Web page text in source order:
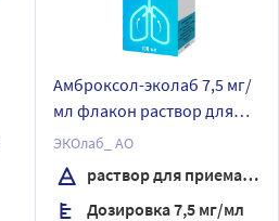
Амброксол-эколаб 7,5 мг/
мл флакон раствор для
приема внутрь и
ингаляций 100 мл + мерная
ложка
ЭКОлаб_ АО
раствор для приема внутрь
Дозировка 7,5 мг/мл